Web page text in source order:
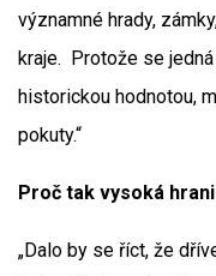
významné hrady,
kraje. Protože se
historickou hodnotou,
pokuty.“
Proč tak vysoká
„Dalo by se říct, že